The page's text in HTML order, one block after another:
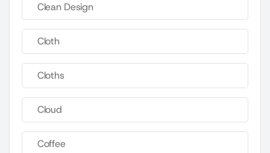
Clean Design
Cloth
Cloths
Cloud
Coffee